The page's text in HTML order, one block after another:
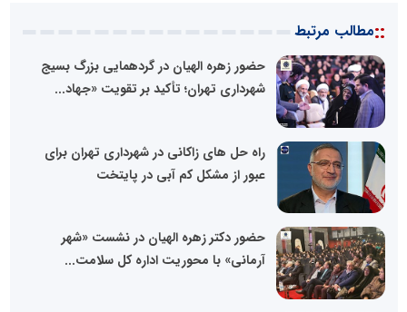
::مطالب مرتبط
حضور زهره الهیان در گردهمایی بزرگ بسیج
شهرداری تهران؛ تأکید بر تقویت «جهاد...
راه حل های زاکانی در شهرداری تهران برای
عبور از مشکل کم آبی در پایتخت
حضور دکتر زهره الهیان در نشست «شهر
آرمانی» با محوریت اداره کل سلامت...